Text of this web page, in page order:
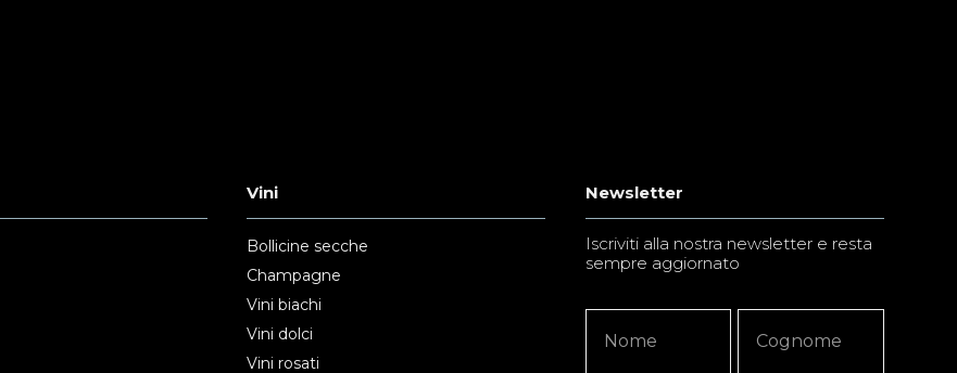
Vini
Bollicine secche
Champagne
Vini biachi
Vini dolci
Vini rosati
Newsletter
Iscriviti alla nostra newsletter e resta
sempre aggiornato
Signup